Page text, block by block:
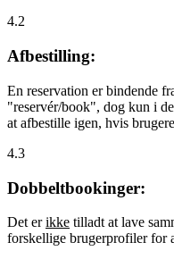
4.2
Afbestilling:
En reservation er bindende
"reservér/book", dog kun i
at afbestille igen, hvis
4.3
Dobbeltbookinger:
Det erikke tilladt at lave
forskellige brugerprofiler for